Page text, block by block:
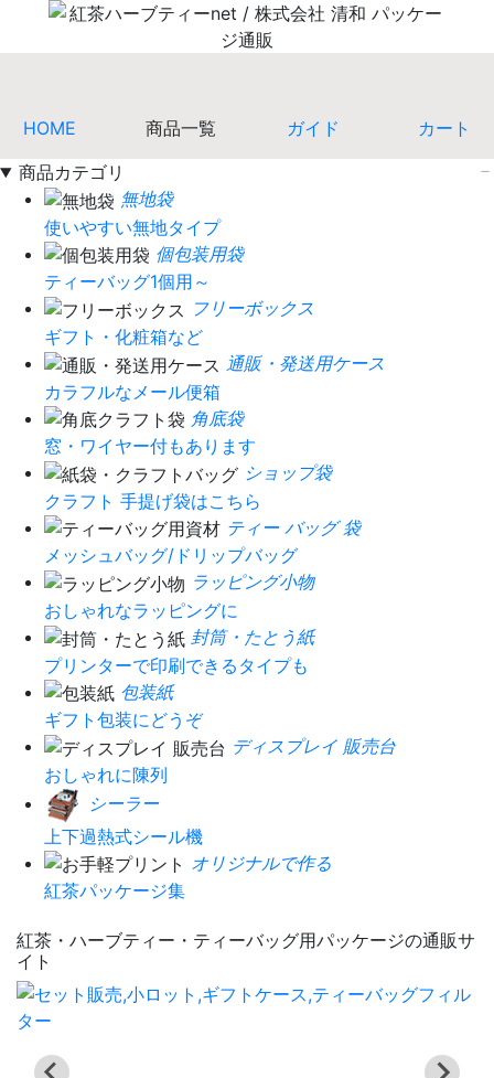
HOME 商品一覧 ガイド
カート
商品カテゴリ
無地袋
使いやすい無地タイプ
個包装用袋
ティーバッグ1個用～
フリーボックス
ギフト・化粧箱など
通販・発送用ケース
カラフルなメール便箱
角底袋
窓・ワイヤー付もあります
ショップ袋
クラフト 手提げ袋はこちら
ティー バッグ 袋
メッシュバッグ/ドリップバッグ
ラッピング小物
おしゃれなラッピングに
封筒・たとう紙
プリンターで印刷できるタイプも
包装紙
ギフト包装にどうぞ
ディスプレイ 販売台
おしゃれに陳列
シーラー
上下過熱式シール機
オリジナルで作る
紅茶パッケージ集
紅茶・ハーブティー・ティーバッグ用パッケージの通販サ
イト